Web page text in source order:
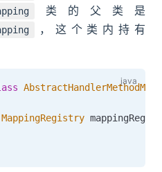
类的父类是
，这个类内持有
MappingRegistry